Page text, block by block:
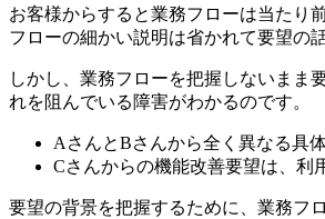
お客様からすると業務フローは当たり
フローの細かい説明は省かれて要望の
しかし、業務フローを把握しないまま
れを阻んでいる障害がわかるのです。
A さんとBさんから全く異なる具
Cさんからの機能改善要望は、利
要望の背景を把握するために、業務フ